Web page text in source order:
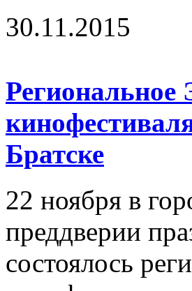
30.11.2015
Братске
22 ноября в
преддверии
состоялось